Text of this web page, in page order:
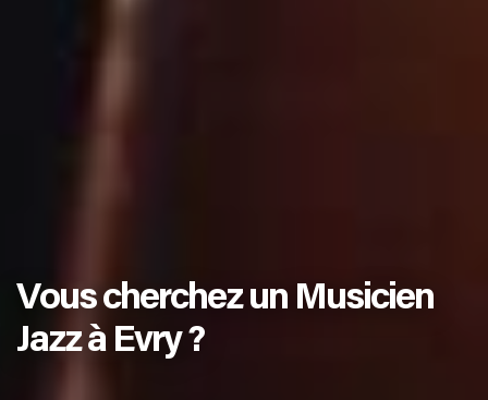
Vous cherchez un Musicien
Jazz à Evry ?